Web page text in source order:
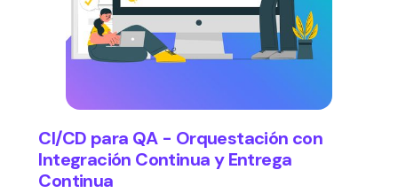
CI/CD para QA - Orquestación con
Integración Continua y Entrega
Continua